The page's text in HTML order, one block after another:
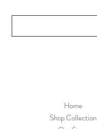
Home
Shop Collection